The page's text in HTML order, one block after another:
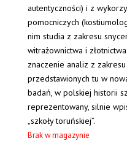
autentyczności) i z
pomocniczych
nim studia z zakresu
witrażownictwa i
znaczenie analiz z
przedstawionych tu w
badań, w polskiej historii
reprezentowany, silnie
„szkoły toruńskiej”.
Brak w magazynie